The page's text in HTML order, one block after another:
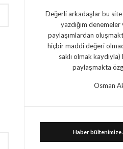
Değerli arkadaşlar bu
yazdığım
paylaşımlardan
hiçbir maddi değeri
saklı olmak
paylaşmakta
Osman
Haber bültenimize